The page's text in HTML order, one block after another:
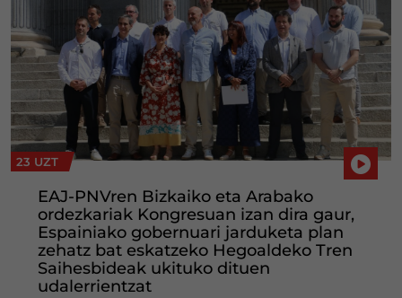
23 UZT
EAJ-PNVren Bizkaiko eta Arabako
ordezkariak Kongresuan izan dira gaur,
Espainiako gobernuari jarduketa plan
zehatz bat eskatzeko Hegoaldeko Tren
Saihesbideak ukituko dituen
udalerrientzat